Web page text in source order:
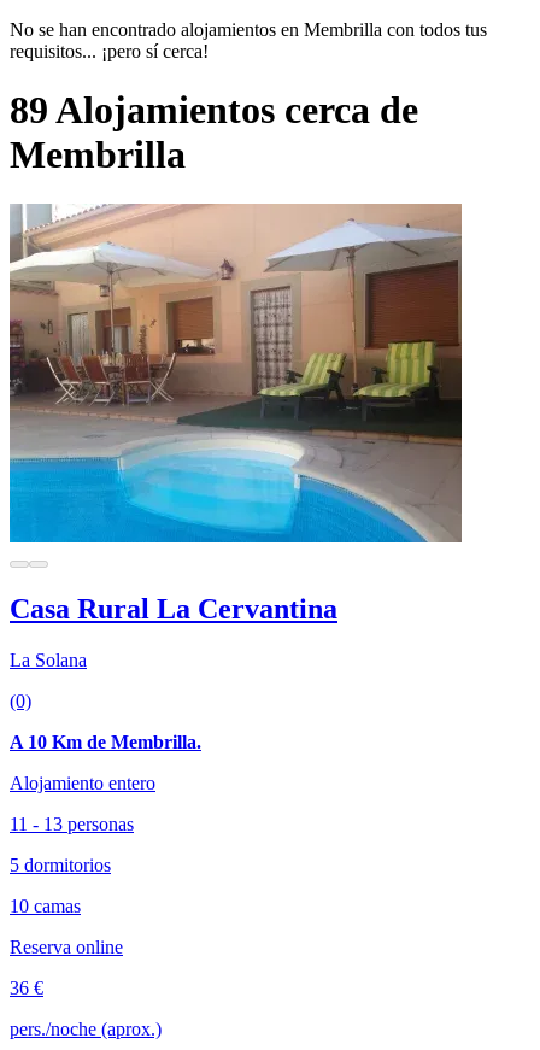
No se han encontrado alojamientos en Membrilla con todos tus
requisitos... ¡pero sí cerca!
89 Alojamientos cerca de
Membrilla
Casa Rural La Cervantina
La Solana
(0)
A 10 Km de Membrilla.
Alojamiento entero
11 - 13 personas
5 dormitorios
10 camas
Reserva online
36 €
pers./noche (aprox.)